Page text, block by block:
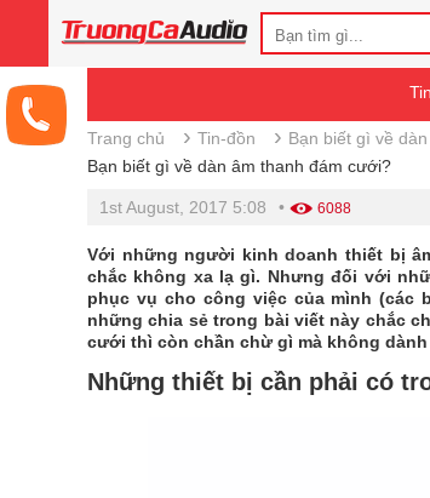
Trang chủ › Tin-đồn › Bạn biết gì về
Bạn biết gì về dàn âm thanh đám cưới?
1st August, 2017 5:08 • 6088
Với những người kinh doanh thiết bị
chắc không xa lạ gì. Nhưng đối với
phục vụ cho công việc của mình
những chia sẻ trong bài viết này chắc
cưới thì còn chần chừ gì mà không
Những thiết bị cần phải có